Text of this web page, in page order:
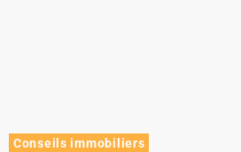
Conseils immobiliers